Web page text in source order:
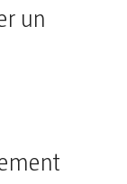
un